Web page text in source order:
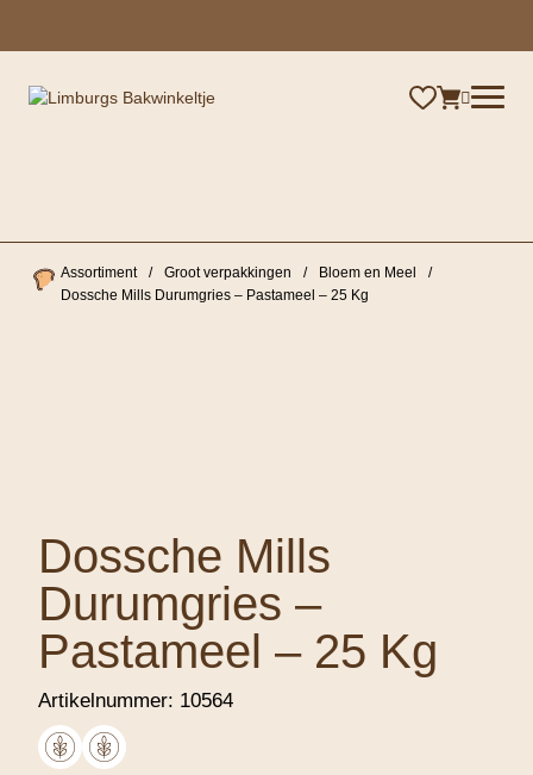
Assortiment / Groot verpakkingen / Bloem en Meel
/
Dossche Mills Durumgries – Pastameel – 25 Kg
Dossche Mills
Durumgries –
Pastameel – 25 Kg
Artikelnummer: 10564